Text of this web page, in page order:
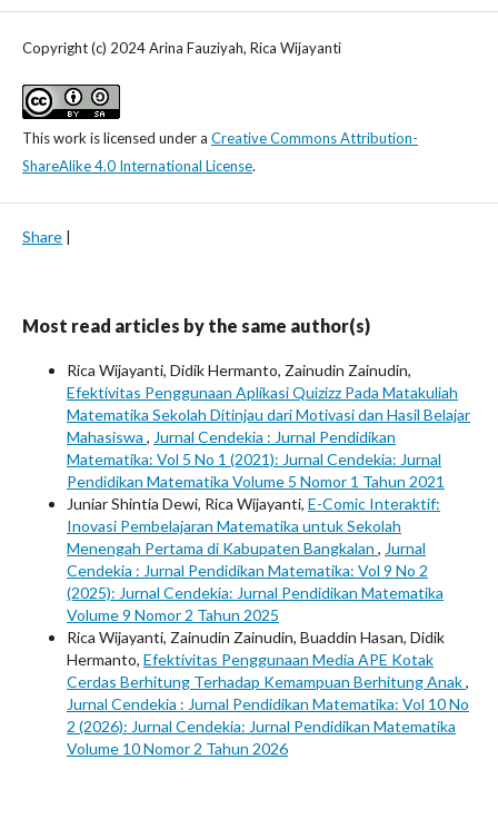
Copyright (c) 2024 Arina Fauziyah, Rica Wijayanti
This work is licensed under a Creative Commons Attribution-
ShareAlike 4.0 International License.
Share |
Most read articles by the same author(s)
Rica Wijayanti, Didik Hermanto, Zainudin Zainudin,
Efektivitas Penggunaan Aplikasi Quizizz Pada Matakuliah
Matematika Sekolah Ditinjau dari Motivasi dan Hasil Belajar
Mahasiswa , Jurnal Cendekia : Jurnal Pendidikan
Matematika: Vol 5 No 1 (2021): Jurnal Cendekia: Jurnal
Pendidikan Matematika Volume 5 Nomor 1 Tahun 2021
Juniar Shintia Dewi, Rica Wijayanti, E-Comic Interaktif:
Inovasi Pembelajaran Matematika untuk Sekolah
Menengah Pertama di Kabupaten Bangkalan , Jurnal
Cendekia : Jurnal Pendidikan Matematika: Vol 9 No 2
(2025): Jurnal Cendekia: Jurnal Pendidikan Matematika
Volume 9 Nomor 2 Tahun 2025
Rica Wijayanti, Zainudin Zainudin, Buaddin Hasan, Didik
Hermanto, Efektivitas Penggunaan Media APE Kotak
Cerdas Berhitung Terhadap Kemampuan Berhitung Anak,
Jurnal Cendekia : Jurnal Pendidikan Matematika: Vol 10 No
2 (2026): Jurnal Cendekia: Jurnal Pendidikan Matematika
Volume 10 Nomor 2 Tahun 2026